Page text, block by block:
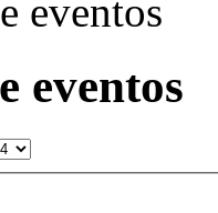
eventos
eventos